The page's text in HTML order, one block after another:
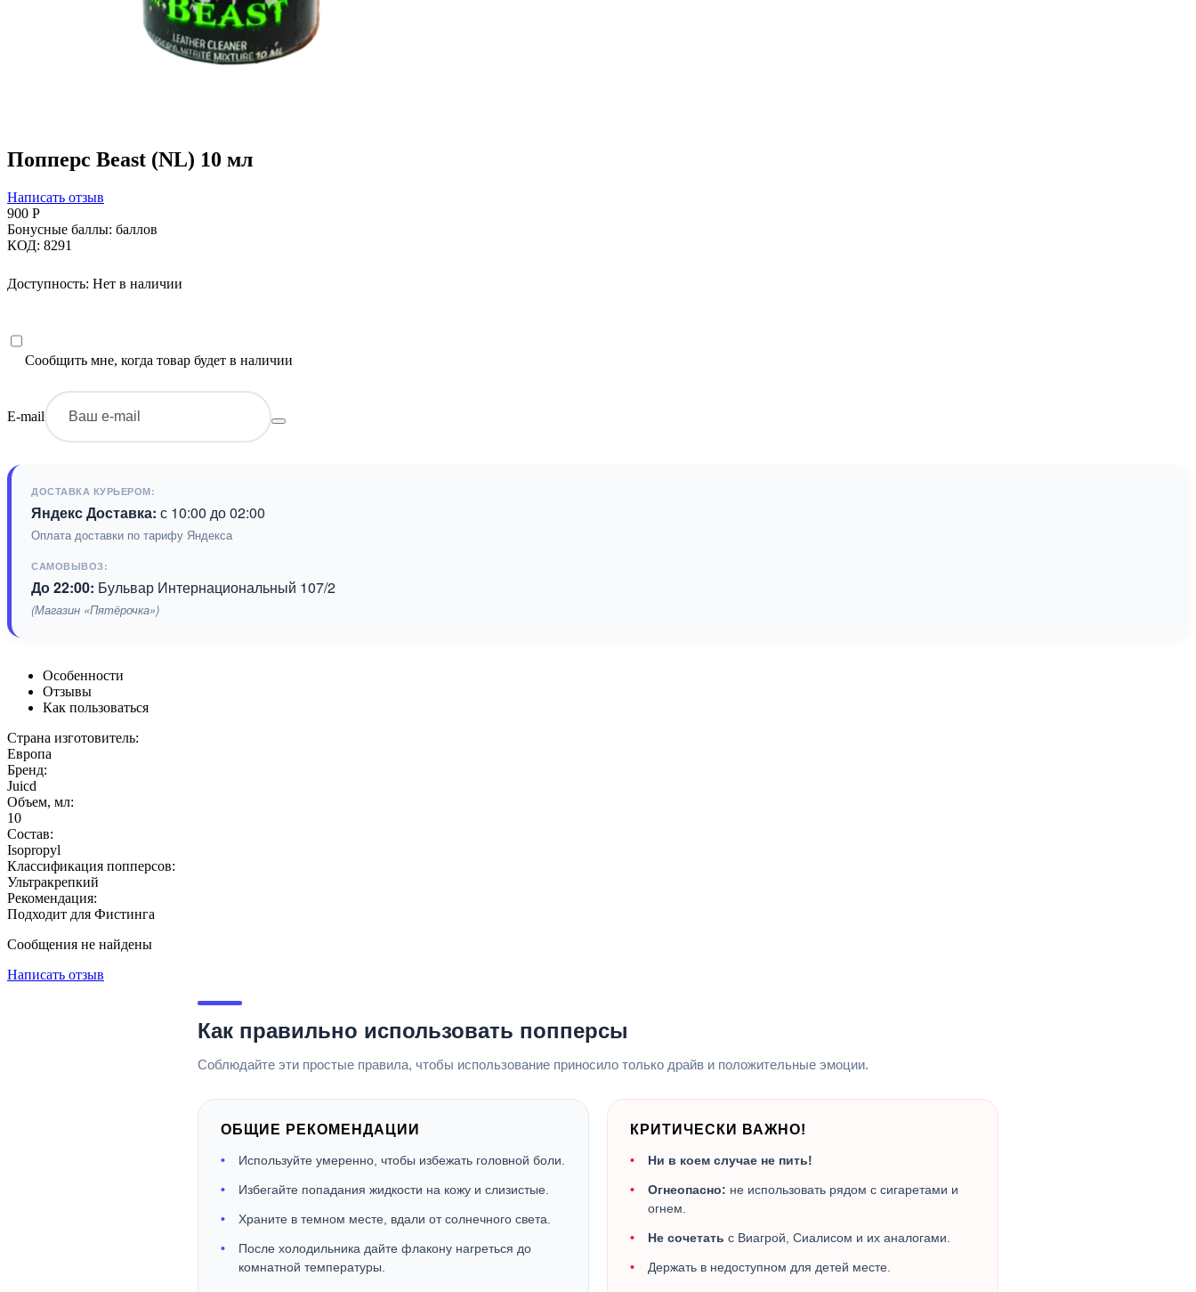
Попперс Beast (NL) 10 мл
Написать отзыв
900 Р
Бонусные баллы: баллов
КОД: 8291
Доступность: Нет в наличии
Сообщить мне, когда товар будет в наличии
E-mail
ДОСТАВКА КУРЬЕРОМ:
Яндекс Доставка: с 10:00 до 02:00
Оплата доставки по тарифу Яндекса
САМОВЫВОЗ:
До 22:00: Бульвар Интернациональный 107/2
(Магазин «Пятёрочка»)
Особенности
Отзывы
Как пользоваться
Страна изготовитель:
Европа
Бренд:
Juicd
Объем, мл:
10
Состав:
Isopropyl
Классификация попперсов:
Ультракрепкий
Рекомендация:
Подходит для Фистинга
Сообщения не найдены
Написать отзыв
Как правильно использовать попперсы
Соблюдайте эти простые правила, чтобы использование приносило только драйв и положительные эмоции.
ОБЩИЕ РЕКОМЕНДАЦИИ
Используйте умеренно, чтобы избежать головной боли.
Избегайте попадания жидкости на кожу и слизистые.
Храните в темном месте, вдали от солнечного света.
После холодильника дайте флакону нагреться до
комнатной температуры.
КРИТИЧЕСКИ ВАЖНО!
Ни в коем случае не пить!
Огнеопасно: не использовать рядом с сигаретами и
огнем.
Не сочетать с Виагрой, Сиалисом и их аналогами.
Держать в недоступном для детей месте.